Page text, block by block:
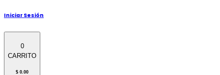
Iniciar Sesión
0
CARRITO
$ 0.00